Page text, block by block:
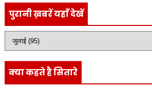
पुरानी ख़बरें यहाँ देखें
क्या कहते है सितारे